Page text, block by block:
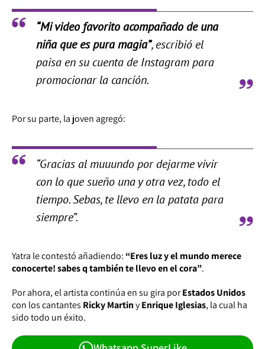
“Mi video favorito acompañado de una
niña que es pura magia”, escribió el
paisa en su cuenta de Instagram para
promocionar la canción.
Por su parte, la joven agregó:
“Gracias al muuundo por dejarme vivir
con lo que sueño una y otra vez, todo el
tiempo. Sebas, te llevo en la patata para
siempre”.
Yatra le contestó añadiendo:“Eres luz y el mundo merece
conocerte! sabes q también te llevo en el cora”.
Por ahora, el artista continúa en su gira porEstados Unidos
con los cantantes Ricky MartinyEnrique Iglesias, la cual ha
sido todo un éxito.